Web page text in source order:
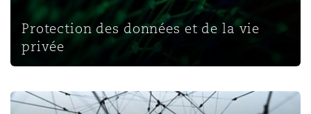
Protection des données et de la vie
privée
Règlement de différends